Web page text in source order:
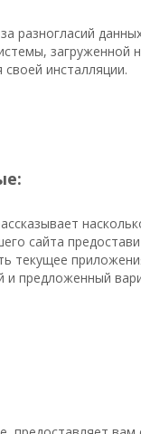
разногласий
инсталляции.
сайта
текущее
и предложенный